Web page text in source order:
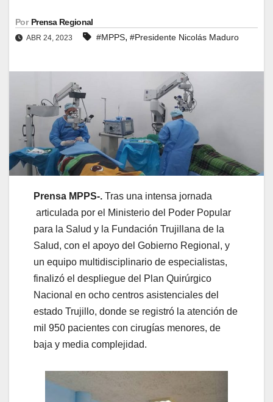
Por Prensa Regional
ABR 24, 2023 #MPPS, #Presidente Nicolás Maduro
Prensa MPPS-. Tras una intensa jornada
articulada por el Ministerio del Poder Popular
para la Salud y la Fundación Trujillana de la
Salud, con el apoyo del Gobierno Regional, y
un equipo multidisciplinario de especialistas,
finalizó el despliegue del Plan Quirúrgico
Nacional en ocho centros asistenciales del
estado Trujillo, donde se registró la atención de
mil 950 pacientes con cirugías menores, de
baja y media complejidad.